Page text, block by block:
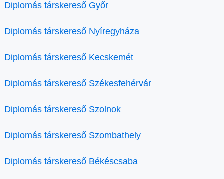
Diplomás társkereső Győr
Diplomás társkereső Nyíregyháza
Diplomás társkereső Kecskemét
Diplomás társkereső Székesfehérvár
Diplomás társkereső Szolnok
Diplomás társkereső Szombathely
Diplomás társkereső Békéscsaba